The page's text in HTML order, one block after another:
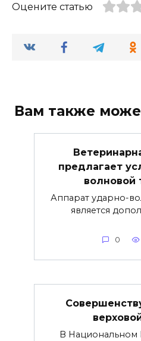
Оцените статью
Вам также
предлагает
волновой
Аппарат ударно-
является
0
В